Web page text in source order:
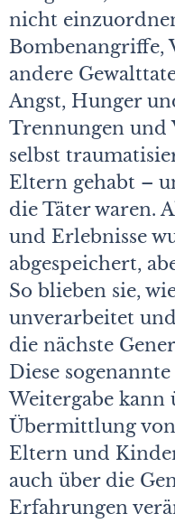
nicht
Bombenangriffe,
andere
Angst, Hunger
Trennungen und
selbst
Eltern gehabt –
die Täter waren.
und Erlebnisse
abgespeichert,
So blieben sie,
unverarbeitet
die nächste
Diese
Weitergabe kann
Übermittlung
Eltern und
auch über die
Erfahrungen